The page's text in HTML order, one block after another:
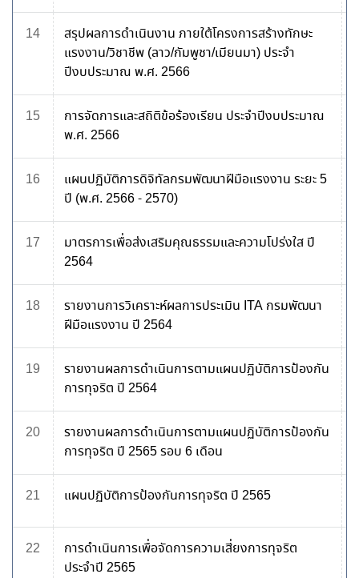
14
สรุปผลการดำเนินงาน ภายใต้โครงการสร้างทักษะ
แรงงาน/วิชาชีพ (ลาว/กัมพูชา/เมียนมา) ประจำ
ปีงบประมาณ พ.ศ. 2566
15
การจัดการและสถิติข้อร้องเรียน ประจำปีงบประมาณ
พ.ศ. 2566
16
แผนปฏิบัติการดิจิทัลกรมพัฒนาฝีมือแรงงาน ระยะ 5
ปี (พ.ศ. 2566 - 2570)
17
มาตรการเพื่อส่งเสริมคุณธรรมและความโปร่งใส ปี
2564
18
รายงานการวิเคราะห์ผลการประเมิน ITA กรมพัฒนา
ฝีมือแรงงาน ปี 2564
19
รายงานผลการดำเนินการตามแผนปฏิบัติการป้องกัน
การทุจริต ปี 2564
20
รายงานผลการดำเนินการตามแผนปฏิบัติการป้องกัน
การทุจริต ปี 2565 รอบ 6 เดือน
21 แผนปฏิบัติการป้องกันการทุจริต ปี 2565
22
การดำเนินการเพื่อจัดการความเสี่ยงการทุจริต
ประจำปี 2565